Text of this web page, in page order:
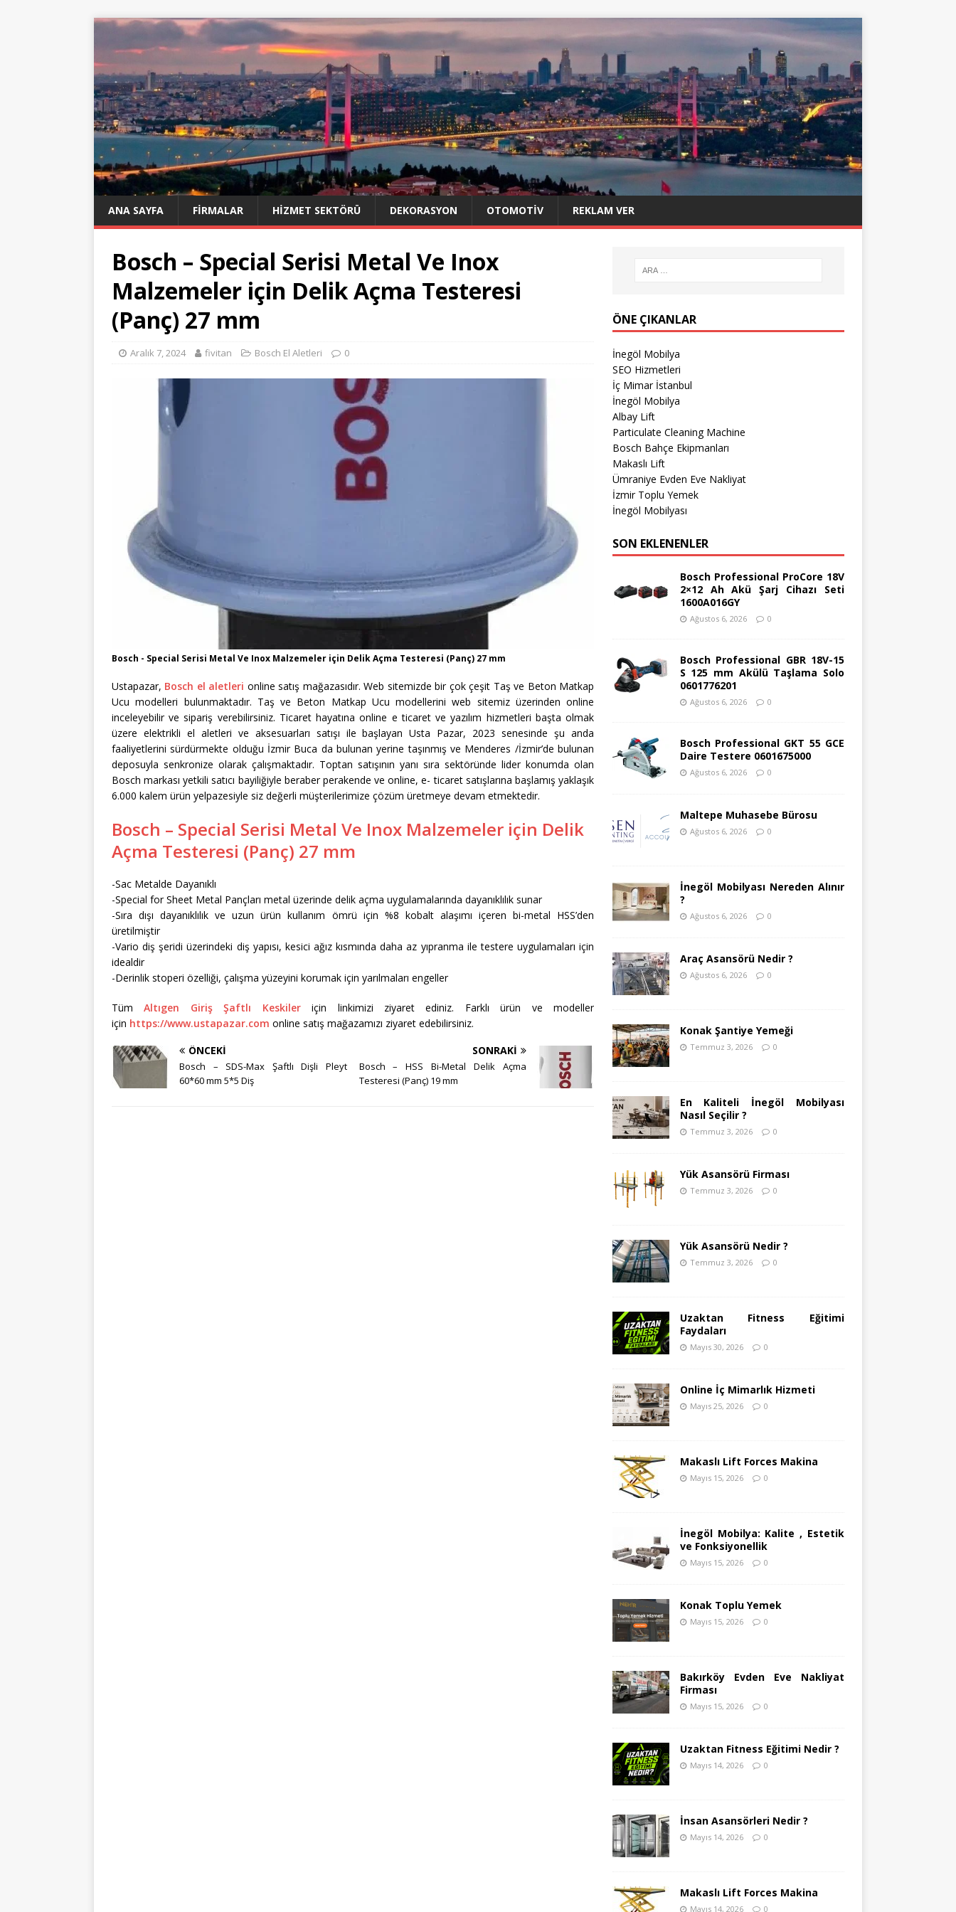
ANA SAYFA FIRMALAR HIZMET SEKTÖRÜ DEKORASYON OTOMOTIV REKLAM VER
Bosch – Special Serisi Metal Ve Inox
Malzemeler için Delik Açma Testeresi
(Panç) 27 mm
Aralık 7, 2024 fivitan Bosch El Aletleri 0
Bosch - Special Serisi Metal Ve Inox Malzemeler için Delik Açma Testeresi (Panç) 27 mm
Ustapazar, Bosch el aletleri online satış mağazasıdır. Web sitemizde bir çok çeşit Taş ve Beton Matkap
Ucu modelleri bulunmaktadır. Taş ve Beton Matkap Ucu modellerini web sitemiz üzerinden online
inceleyebilir ve sipariş verebilirsiniz. Ticaret hayatına online e ticaret ve yazılım hizmetleri başta olmak
üzere elektrikli el aletleri ve aksesuarları satışı ile başlayan Usta Pazar, 2023 senesinde şu anda
faaliyetlerini sürdürmekte olduğu İzmir Buca da bulunan yerine taşınmış ve Menderes /İzmir’de bulunan
deposuyla senkronize olarak çalışmaktadır. Toptan satışının yanı sıra sektöründe lider konumda olan
Bosch markası yetkili satıcı bayiliğiyle beraber perakende ve online, e- ticaret satışlarına başlamış yaklaşık
6.000 kalem ürün yelpazesiyle siz değerli müşterilerimize çözüm üretmeye devam etmektedir.
Bosch – Special Serisi Metal Ve Inox Malzemeler için Delik
Açma Testeresi (Panç) 27 mm
-Sac Metalde Dayanıklı
-Special for Sheet Metal Pançları metal üzerinde delik açma uygulamalarında dayanıklılık sunar
-Sıra dışı dayanıklılık ve uzun ürün kullanım ömrü için %8 kobalt alaşımı içeren bi-metal HSS’den
üretilmiştir
-Vario diş şeridi üzerindeki diş yapısı, kesici ağız kısmında daha az yıpranma ile testere uygulamaları için
idealdir
-Derinlik stoperi özelliği, çalışma yüzeyini korumak için yarılmaları engeller
TümAltıgen Giriş Şaftlı Keskileriçin linkimizi ziyaret ediniz. Farklı ürün ve modeller
için https://www.ustapazar.com online satış mağazamızı ziyaret edebilirsiniz.
ÖNCEKI
Bosch – SDS-Max Şaftlı Dişli Pleyt
60*60 mm 5*5 Diş
SONRAKI
Bosch – HSS Bi-Metal Delik Açma
Testeresi (Panç) 19 mm
ÖNE ÇIKANLAR
İnegöl Mobilya
SEO Hizmetleri
İç Mimar İstanbul
İnegöl Mobilya
Albay Lift
Particulate Cleaning Machine
Bosch Bahçe Ekipmanları
Makaslı Lift
Ümraniye Evden Eve Nakliyat
İzmir Toplu Yemek
İnegöl Mobilyası
SON EKLENENLER
Bosch Professional ProCore 18V
2×12 Ah Akü Şarj Cihazı Seti
1600A016GY
Ağustos 6, 2026 0
Bosch Professional GBR 18V-15
S 125 mm Akülü Taşlama Solo
0601776201
Ağustos 6, 2026 0
Bosch Professional GKT 55 GCE
Daire Testere 0601675000
Ağustos 6, 2026 0
Maltepe Muhasebe Bürosu
Ağustos 6, 2026 0
İnegöl Mobilyası Nereden Alınır
?
Ağustos 6, 2026 0
Araç Asansörü Nedir ?
Ağustos 6, 2026 0
Konak Şantiye Yemeği
Temmuz 3, 2026 0
En Kaliteli İnegöl Mobilyası
Nasıl Seçilir ?
Temmuz 3, 2026 0
Yük Asansörü Firması
Temmuz 3, 2026 0
Yük Asansörü Nedir ?
Temmuz 3, 2026 0
Uzaktan Fitness Eğitimi
Faydaları
Mayıs 30, 2026 0
Online İç Mimarlık Hizmeti
Mayıs 25, 2026 0
Makaslı Lift Forces Makina
Mayıs 15, 2026 0
İnegöl Mobilya: Kalite , Estetik
ve Fonksiyonellik
Mayıs 15, 2026 0
Konak Toplu Yemek
Mayıs 15, 2026 0
Bakırköy Evden Eve Nakliyat
Firması
Mayıs 15, 2026 0
Uzaktan Fitness Eğitimi Nedir ?
Mayıs 14, 2026 0
İnsan Asansörleri Nedir ?
Mayıs 14, 2026 0
Makaslı Lift Forces Makina
Mayıs 14, 2026 0